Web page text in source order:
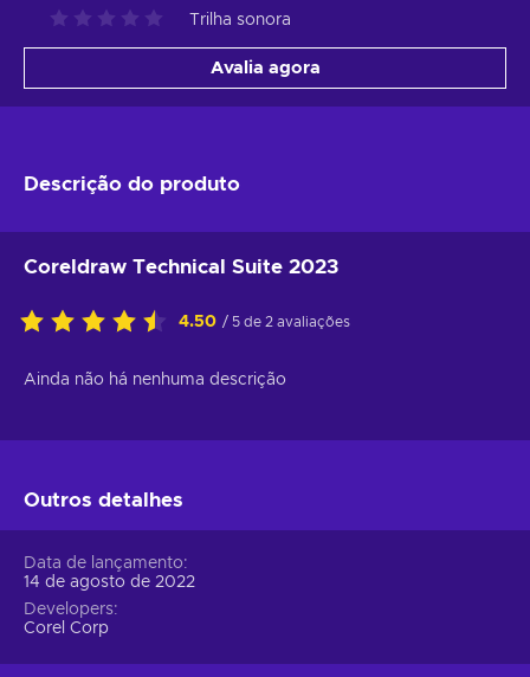
Trilha sonora
Avalia agora
Descrição do produto
Coreldraw Technical Suite 2023
4.50 / 5 de 2 avaliações
Ainda não há nenhuma descrição
Outros detalhes
Data de lançamento
14 de agosto de 2022
Developers
Corel Corp